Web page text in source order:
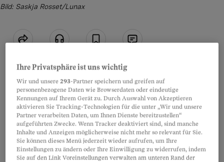
Bild: Saskja Rosset/Lunax
Artikel teilen
«Die Samen stinken penetrant nach
Erbrochenem und ranziger Butter.»
Tagesanzeiger.ch, 13. April 2024
Ihre Privatsphäre ist uns wichtig
Wir und unsere293-Partner speichern und greifen auf
personenbezogene Daten wie Browserdaten oder eindeutige
Kennungen auf Ihrem Gerät zu. Durch Auswahl von Akzeptieren
aktivieren Sie Tracking-Technologien für die unter „Wir und unsere
Partner verarbeiten Daten, um Ihnen Dienste bereitzustellen“
aufgeführten Zwecke. Wenn Tracker deaktiviert sind, sind manche
Inhalte und Anzeigen möglicherweise nicht mehr so relevant für Sie.
Sie können dieses Menü jederzeit wieder aufrufen, um Ihre
Einstellungen zu ändern oder Ihre Einwilligung zu widerrufen, indem
Sie auf den Link Voreinstellungen verwalten am unteren Rand der